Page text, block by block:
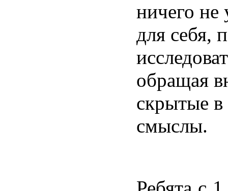
ничего не
для себя,
обращая
скрытые
смыслы.